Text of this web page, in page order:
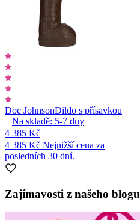
Doc JohnsonDildo s přísavkou
Na skladě: 5-7 dny
4 385 Kč
4 385 Kč Nejnižší cena za
posledních 30 dní.
Zajímavosti z našeho blogu